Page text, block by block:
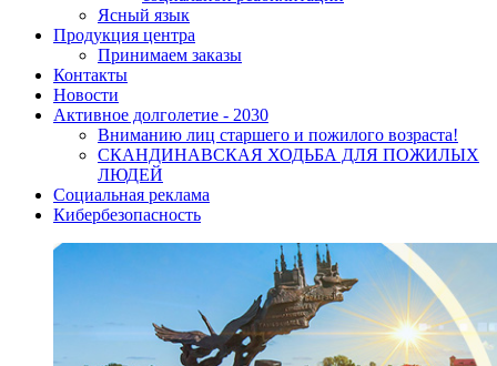
Ясный язык
Продукция центра
Принимаем заказы
Контакты
Новости
Активное долголетие - 2030
Вниманию лиц старшего и пожилого возраста!
CКАНДИНАВСКАЯ ХОДЬБА ДЛЯ ПОЖИЛЫХ
ЛЮДЕЙ
Социальная реклама
Кибербезопасность